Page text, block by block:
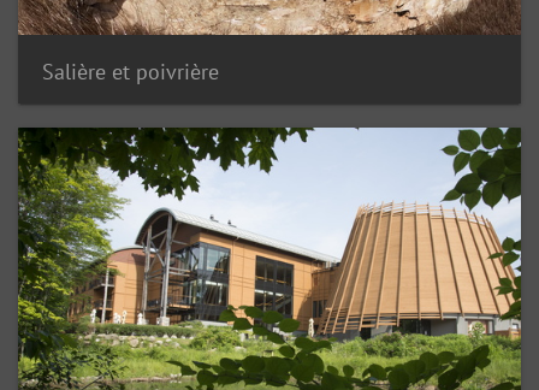
Salière et poivrière